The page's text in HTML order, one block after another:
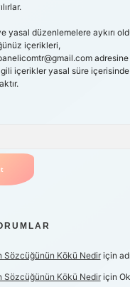
yasal düzenlemelere aykırı
içerikleri,
adresine
içerikler yasal süre
Sözcüğünün Kökü Nediriçin
Sözcüğünün Kökü Nediriçin